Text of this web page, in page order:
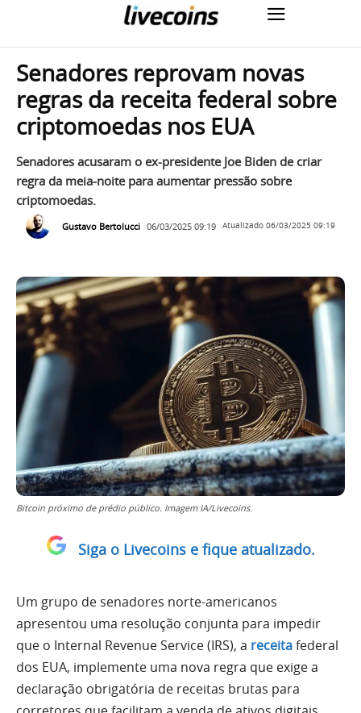
Senadores reprovam novas
regras da receita federal sobre
criptomoedas nos EUA
Senadores acusaram o ex-presidente Joe Biden de criar
regra da meia-noite para aumentar pressão sobre
criptomoedas.
Gustavo Bertolucci 06/03/2025 09:19 Atualizado 06/03/2025 09:19
Bitcoin próximo de prédio público. Imagem IA/Livecoins.
Siga o Livecoins e fique atualizado.
Um grupo de senadores norte-americanos
apresentou uma resolução conjunta para impedir
que o Internal Revenue Service (IRS), a receitafederal
dos EUA, implemente uma nova regra que exige a
declaração obrigatória de receitas brutas para